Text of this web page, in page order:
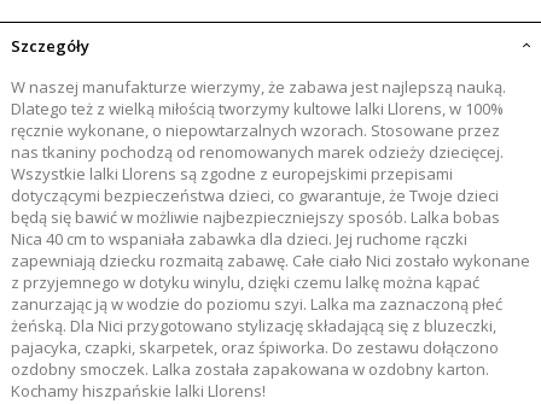
Szczegóły
W naszej manufakturze wierzymy, że zabawa jest najlepszą nauką.
Dlatego też z wielką miłością tworzymy kultowe lalki Llorens, w 100%
ręcznie wykonane, o niepowtarzalnych wzorach. Stosowane przez
nas tkaniny pochodzą od renomowanych marek odzieży dziecięcej.
Wszystkie lalki Llorens są zgodne z europejskimi przepisami
dotyczącymi bezpieczeństwa dzieci, co gwarantuje, że Twoje dzieci
będą się bawić w możliwie najbezpieczniejszy sposób. Lalka bobas
Nica 40 cm to wspaniała zabawka dla dzieci. Jej ruchome rączki
zapewniają dziecku rozmaitą zabawę. Całe ciało Nici zostało wykonane
z przyjemnego w dotyku winylu, dzięki czemu lalkę można kąpać
zanurzając ją w wodzie do poziomu szyi. Lalka ma zaznaczoną płeć
żeńską. Dla Nici przygotowano stylizację składającą się z bluzeczki,
pajacyka, czapki, skarpetek, oraz śpiworka. Do zestawu dołączono
ozdobny smoczek. Lalka została zapakowana w ozdobny karton.
Kochamy hiszpańskie lalki Llorens!